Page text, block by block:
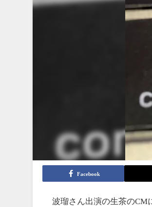
Facebook
波瑠さん出演の生茶のCM